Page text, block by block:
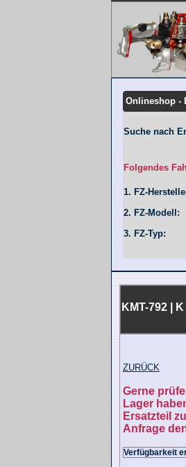
Onlineshop -
Suche nach
Folgendes
1. FZ-
2. FZ-Modell:
3. FZ-Typ:
KMT-792 |
ZURÜCK
Gerne
Lager
Ersatzteil
Anfrage
Verfügbarkeit